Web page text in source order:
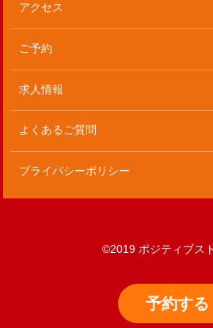
予約する
アクセス
ご予約
求人情報
よくあるご質問
プライバシーポリシー
©2019 ポジティブス